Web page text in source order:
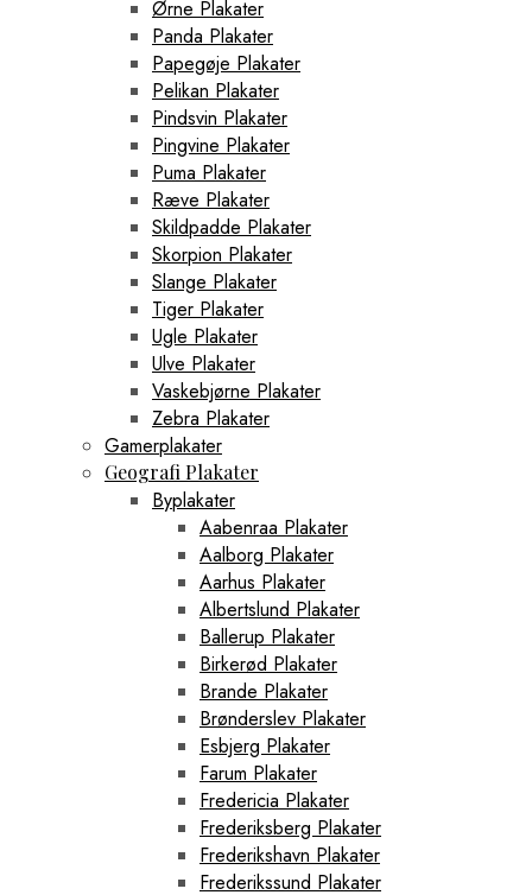
Ørne Plakater
Panda Plakater
Papegøje Plakater
Pelikan Plakater
Pindsvin Plakater
Pingvine Plakater
Puma Plakater
Ræve Plakater
Skildpadde Plakater
Skorpion Plakater
Slange Plakater
Tiger Plakater
Ugle Plakater
Ulve Plakater
Vaskebjørne Plakater
Zebra Plakater
Gamerplakater
Geografi Plakater
Byplakater
Aabenraa Plakater
Aalborg Plakater
Aarhus Plakater
Albertslund Plakater
Ballerup Plakater
Birkerød Plakater
Brande Plakater
Brønderslev Plakater
Esbjerg Plakater
Farum Plakater
Fredericia Plakater
Frederiksberg Plakater
Frederikshavn Plakater
Frederikssund Plakater